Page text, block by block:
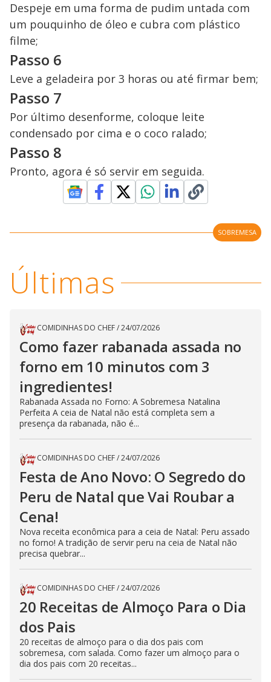
Despeje em uma forma de pudim untada com
um pouquinho de óleo e cubra com plástico
filme;
Passo 6
Leve a geladeira por 3 horas ou até firmar bem;
Passo 7
Por último desenforme, coloque leite
condensado por cima e o coco ralado;
Passo 8
Pronto, agora é só servir em seguida.
SOBREMESA
Últimas
COMIDINHAS DO CHEF/24/07/2026
Como fazer rabanada assada no
forno em 10 minutos com 3
ingredientes!
Rabanada Assada no Forno: A Sobremesa Natalina
Perfeita A ceia de Natal não está completa sem a
presença da rabanada, não é...
COMIDINHAS DO CHEF/24/07/2026
Festa de Ano Novo: O Segredo do
Peru de Natal que Vai Roubar a
Cena!
Nova receita econômica para a ceia de Natal: Peru assado
no forno! A tradição de servir peru na ceia de Natal não
precisa quebrar...
COMIDINHAS DO CHEF/24/07/2026
20 Receitas de Almoço Para o Dia
dos Pais
20 receitas de almoço para o dia dos pais com
sobremesa, com salada. Como fazer um almoço para o
dia dos pais com 20 receitas...